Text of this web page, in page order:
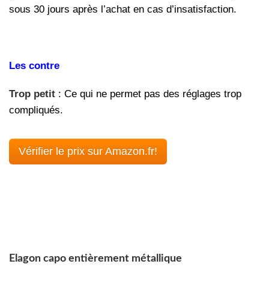
sous 30 jours après l’achat en cas d’insatisfaction.
Les contre
Trop petit : Ce qui ne permet pas des réglages trop
compliqués.
Vérifier le prix sur Amazon.fr!
Elagon capo entièrement métallique